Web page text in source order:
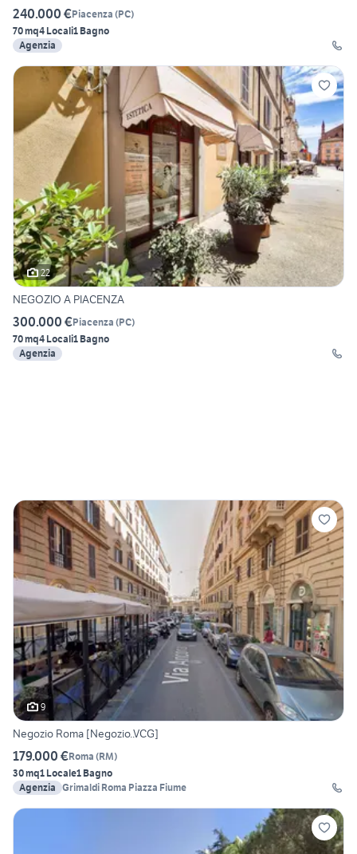
240.000 €Piacenza (PC)
70 mq4 Locali1 Bagno
Agenzia
22
NEGOZIO A PIACENZA
300.000 €Piacenza (PC)
70 mq4 Locali1 Bagno
Agenzia
9
Negozio Roma [Negozio..VCG]
179.000 €Roma (RM)
30 mq1 Locale1 Bagno
Agenzia Grimaldi Roma Piazza Fiume